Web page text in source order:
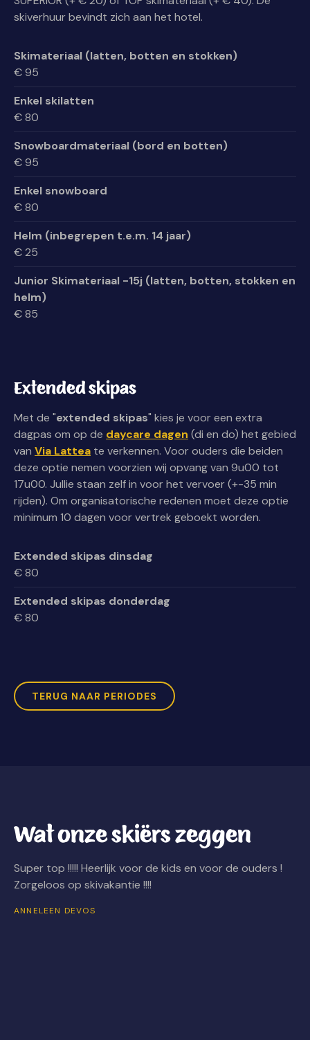
skiverhuur bevindt zich aan het hotel.
Skimateriaal (latten, botten en stokken)
€ 95
Enkel skilatten
€ 80
Snowboardmateriaal (bord en botten)
€ 95
Enkel snowboard
€ 80
Helm (inbegrepen t.e.m. 14 jaar)
€ 25
Junior Skimateriaal -15j (latten, botten, stokken en
helm)
€ 85
Extended skipas
Met de "extended skipas" kies je voor een extra
dagpas om op de daycare dagen (di en do) het gebied
van Via Lattea te verkennen. Voor ouders die beiden
deze optie nemen voorzien wij opvang van 9u00 tot
17u00. Jullie staan zelf in voor het vervoer (+-35 min
rijden). Om organisatorische redenen moet deze optie
minimum 10 dagen voor vertrek geboekt worden.
Extended skipas dinsdag
€ 80
Extended skipas donderdag
€ 80
TERUG NAAR PERIODES
Wat onze skiërs zeggen
Super top !!!!! Heerlijk voor de kids en voor de ouders !
Zorgeloos op skivakantie !!!!
ANNELEEN DEVOS